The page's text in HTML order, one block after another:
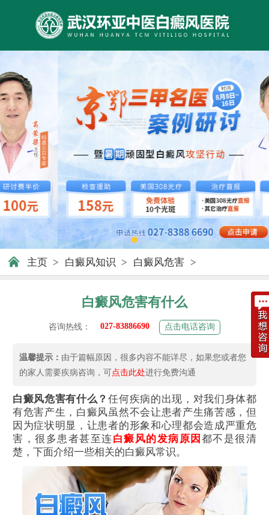
主页 > 白癜风知识 > 白癜风危害 >
白癜风危害有什么
咨询热线： 027-83886690 点击电话咨询
温馨提示： 由于篇幅原因，很多内容不能详尽，如果您或者您
的家人需要疾病咨询，可点击此处进行免费沟通
白癜风危害有什么？任何疾病的出现，对我们身体都
有危害产生，白癜风虽然不会让患者产生痛苦感，但
因为症状明显，让患者的形象和心理都会造成严重危
害，很多患者甚至连白癜风的发病原因 都不是很清
楚，下面介绍一些相关的白癜风常识。